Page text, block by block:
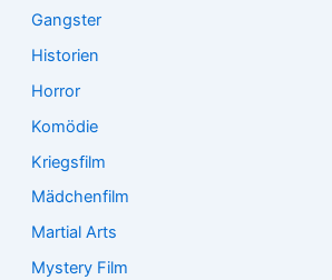
Gangster
Historien
Horror
Komödie
Kriegsfilm
Mädchenfilm
Martial Arts
Mystery Film